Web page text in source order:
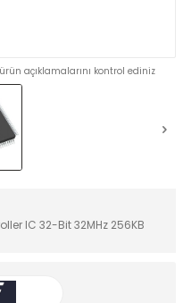
IC 32-Bit 32MHz 256KB
açıklamalarını kontrol ediniz